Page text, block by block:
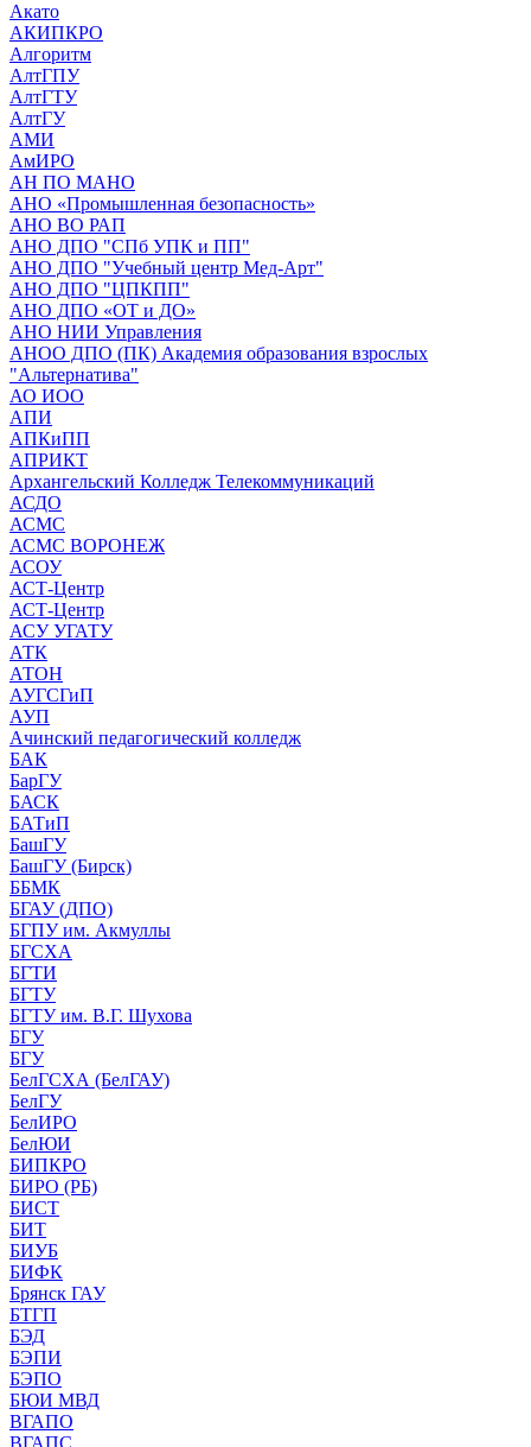
Акато
АКИПКРО
Алгоритм
АлтГПУ
АлтГТУ
АлтГУ
АМИ
АмИРО
АН ПО МАНО
АНО «Промышленная безопасность»
АНО ВО РАП
АНО ДПО "СПб УПК и ПП"
АНО ДПО "Учебный центр Мед-Арт"
АНО ДПО "ЦПКПП"
АНО ДПО «ОТ и ДО»
АНО НИИ Управления
АНОО ДПО (ПК) Академия образования взрослых
"Альтернатива"
АО ИОО
АПИ
АПКиПП
АПРИКТ
Архангельский Колледж Телекоммуникаций
АСДО
АСМС
АСМС ВОРОНЕЖ
АСОУ
АСТ-Центр
АСТ-Центр
АСУ УГАТУ
АТК
АТОН
АУГСГиП
АУП
Ачинский педагогический колледж
БАК
БарГУ
БАСК
БАТиП
БашГУ
БашГУ (Бирск)
ББМК
БГАУ (ДПО)
БГПУ им. Акмуллы
БГСХА
БГТИ
БГТУ
БГТУ им. В.Г. Шухова
БГУ
БГУ
БелГСХА (БелГАУ)
БелГУ
БелИРО
БелЮИ
БИПКРО
БИРО (РБ)
БИСТ
БИТ
БИУБ
БИФК
Брянск ГАУ
БТГП
БЭД
БЭПИ
БЭПО
БЮИ МВД
ВГАПО
ВГАПС